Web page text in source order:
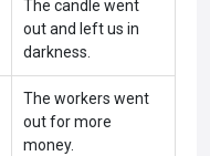
The candle went
out and left us in
darkness.
The workers went
out for more
money.